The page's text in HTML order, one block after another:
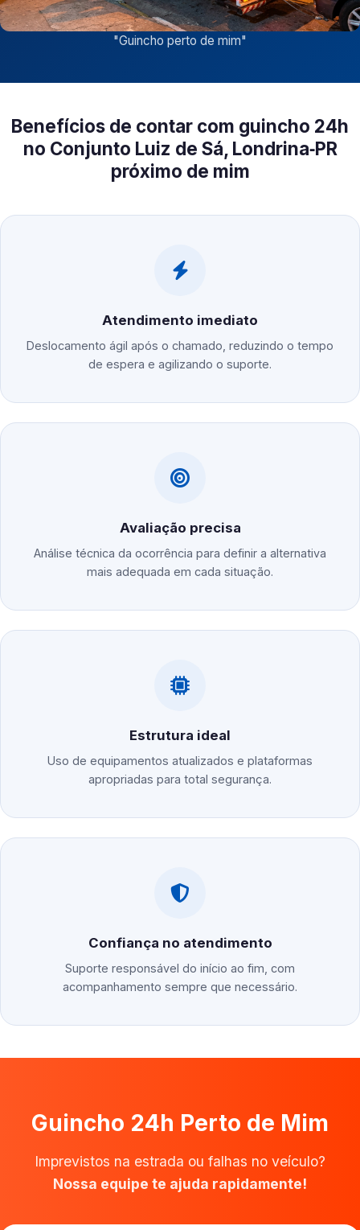
"Guincho perto de mim"
Benefícios de contar com guincho 24h
no Conjunto Luiz de Sá, Londrina‑PR
próximo de mim
Atendimento imediato
Deslocamento ágil após o chamado, reduzindo o tempo
de espera e agilizando o suporte.
Avaliação precisa
Análise técnica da ocorrência para definir a alternativa
mais adequada em cada situação.
Estrutura ideal
Uso de equipamentos atualizados e plataformas
apropriadas para total segurança.
Confiança no atendimento
Suporte responsável do início ao fim, com
acompanhamento sempre que necessário.
Guincho 24h Perto de Mim
Imprevistos na estrada ou falhas no veículo?
Nossa equipe te ajuda rapidamente!